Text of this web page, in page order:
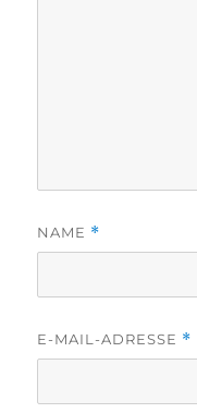
NAME *
E-MAIL-ADRESSE *